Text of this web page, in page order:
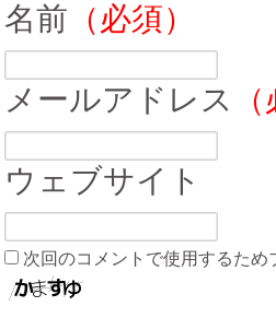
名前 （必須）
メールアドレス
ウェブサイト
次回のコメントで使用するた